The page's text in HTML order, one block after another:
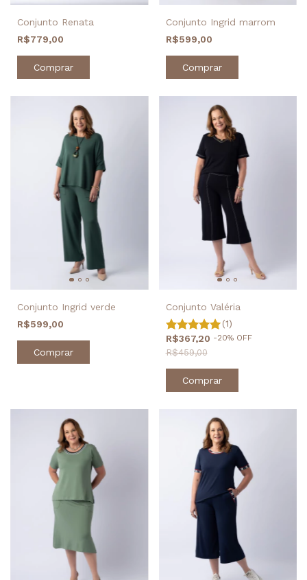
Conjunto Renata
R$779,00
Comprar
Conjunto Ingrid marrom
R$599,00
Comprar
Conjunto Ingrid verde
R$599,00
Comprar
Conjunto Valéria
(1)
R$367,20 -20% OFF
R$459,00
Comprar